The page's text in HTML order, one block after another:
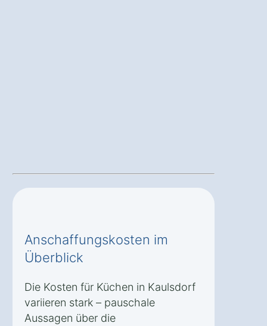
Anschaffungskosten im
Überblick
Die Kosten für Küchen in Kaulsdorf
variieren stark – pauschale
Aussagen über die